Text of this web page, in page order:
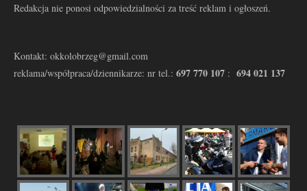
Redakcja nie ponosi odpowiedzialności za treść reklam i ogłoszeń.
Kontakt: okkolobrzeg@gmail.com
reklama/współpraca/dziennikarze: nr tel.: 697 770 107 : 694 021 137